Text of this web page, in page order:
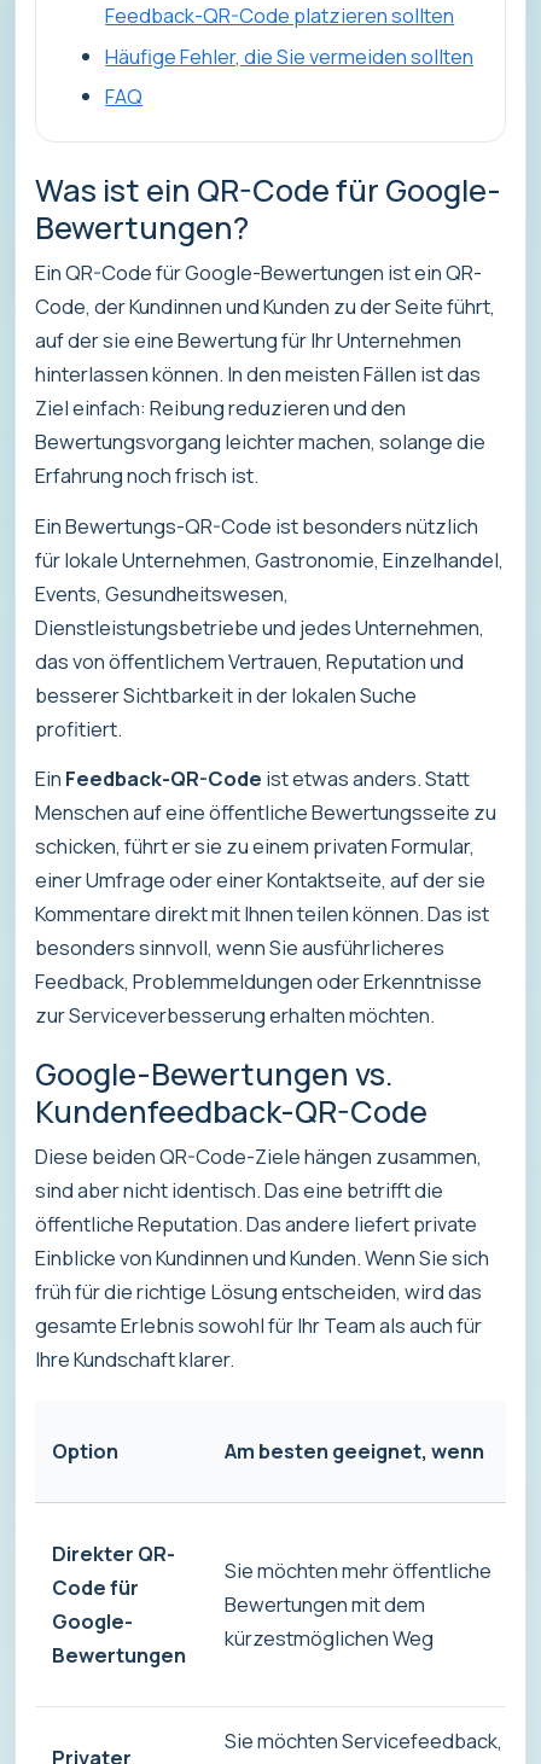
Feedback-QR-Code platzieren sollten
Häufige Fehler, die Sie vermeiden sollten
FAQ
Was ist ein QR-Code für Google-
Bewertungen?
Ein QR-Code für Google-Bewertungen ist ein QR-
Code, der Kundinnen und Kunden zu der Seite führt,
auf der sie eine Bewertung für Ihr Unternehmen
hinterlassen können. In den meisten Fällen ist das
Ziel einfach: Reibung reduzieren und den
Bewertungsvorgang leichter machen, solange die
Erfahrung noch frisch ist.
Ein Bewertungs-QR-Code ist besonders nützlich
für lokale Unternehmen, Gastronomie, Einzelhandel,
Events, Gesundheitswesen,
Dienstleistungsbetriebe und jedes Unternehmen,
das von öffentlichem Vertrauen, Reputation und
besserer Sichtbarkeit in der lokalen Suche
profitiert.
Ein Feedback-QR-Code ist etwas anders. Statt
Menschen auf eine öffentliche Bewertungsseite zu
schicken, führt er sie zu einem privaten Formular,
einer Umfrage oder einer Kontaktseite, auf der sie
Kommentare direkt mit Ihnen teilen können. Das ist
besonders sinnvoll, wenn Sie ausführlicheres
Feedback, Problemmeldungen oder Erkenntnisse
zur Serviceverbesserung erhalten möchten.
Google-Bewertungen vs.
Kundenfeedback-QR-Code
Diese beiden QR-Code-Ziele hängen zusammen,
sind aber nicht identisch. Das eine betrifft die
öffentliche Reputation. Das andere liefert private
Einblicke von Kundinnen und Kunden. Wenn Sie sich
früh für die richtige Lösung entscheiden, wird das
gesamte Erlebnis sowohl für Ihr Team als auch für
Ihre Kundschaft klarer.
Option Am besten geeignet, wenn
Direkter QR-
Code für
Google-
Bewertungen
Sie möchten mehr öffentliche
Bewertungen mit dem
kürzestmöglichen Weg
Privater
Sie möchten Servicefeedback,